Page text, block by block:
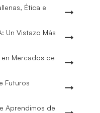
Ética e
Un Vistazo Más
en Mercados de
Futuros
Aprendimos de